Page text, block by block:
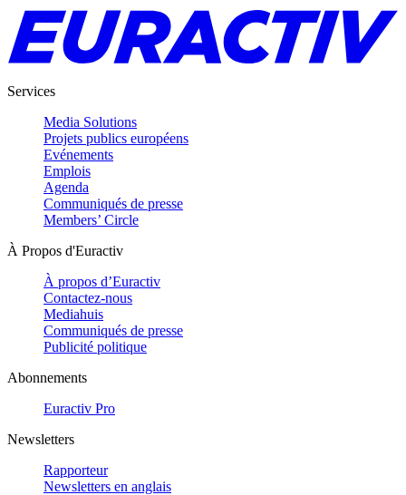
Services
Media Solutions
Projets publics européens
Evénements
Emplois
Agenda
Communiqués de presse
Members’ Circle
À Propos d'Euractiv
À propos d’Euractiv
Contactez-nous
Mediahuis
Communiqués de presse
Publicité politique
Abonnements
Euractiv Pro
Newsletters
Rapporteur
Newsletters en anglais